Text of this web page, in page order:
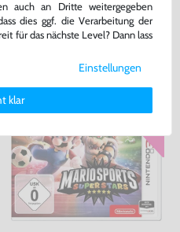
DAZU
auch an Dritte weitergegeben
dies ggf. die Verarbeitung der
für das nächste Level? Dann lass
uns verwendeten Cookies und
Du in unsererDaten­schutz­
.
Einstellungen
klar